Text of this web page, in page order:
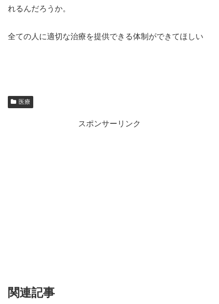
れるんだろうか。
全ての人に適切な治療を提供できる体制ができてほしい
医療
スポンサーリンク
関連記事